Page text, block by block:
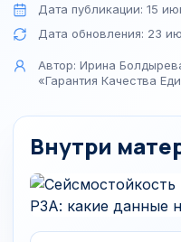
Дата публикации: 15
Дата обновления: 23
Автор: Ирина
«Гарантия Качества
Внутри